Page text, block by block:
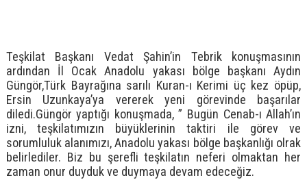
Teşkilat Başkanı Vedat Şahin’in Tebrik konuşmasının
ardından İl Ocak Anadolu yakası bölge başkanı Aydın
Güngör,Türk Bayrağına sarılı Kuran-ı Kerimi üç kez öpüp,
Ersin Uzunkaya’ya vererek yeni görevinde başarılar
diledi.Güngör yaptığı konuşmada, ” Bugün Cenab-ı Allah’ın
izni, teşkilatımızın büyüklerinin taktiri ile görev ve
sorumluluk alanımızı, Anadolu yakası bölge başkanlığı olrak
belirlediler. Biz bu şerefli teşkilatın neferi olmaktan her
zaman onur duyduk ve duymaya devam edeceğiz.